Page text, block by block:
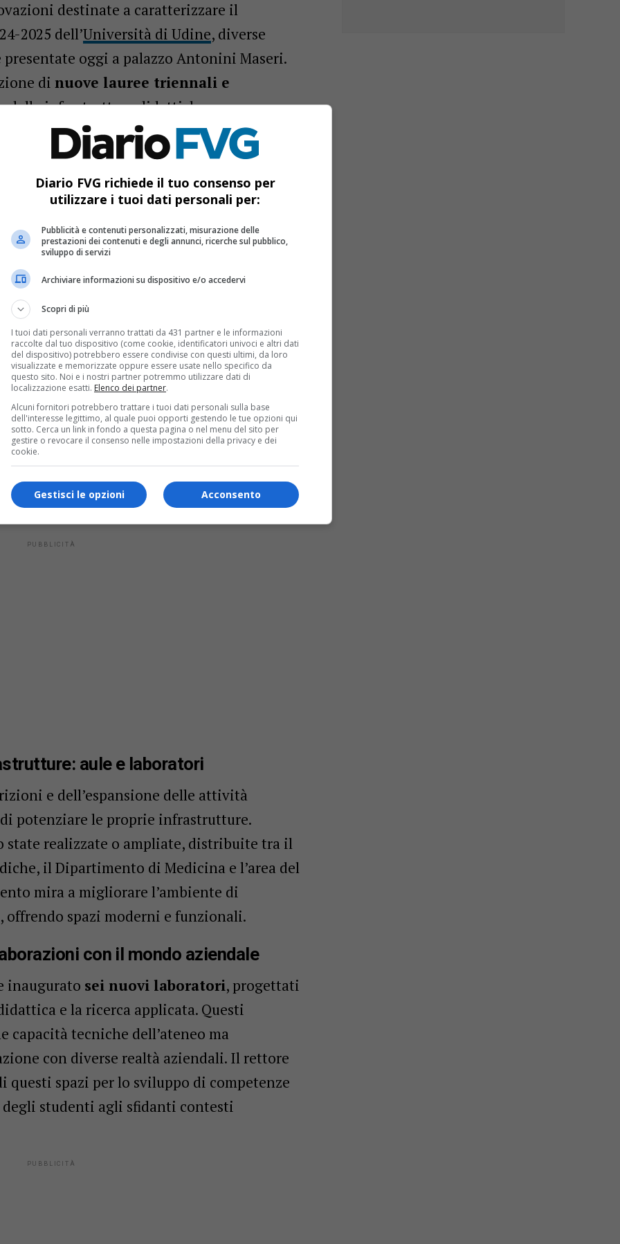
destinate a caratterizzare il
2025 dell’Università di Udine, diverse
oggi a palazzo Antonini Maseri.
di nuove lauree triennali e
delle infrastrutture didattiche.
è l’inaugurazione di una
Industriale per l’Energiapresso la sede
a formare professionisti in grado di
settore delle energie rinnovabili. Secondo
Dovier, l’obiettivo è quello di preparare
di rispondere alle esigenze del mercato
a Udine
introdotta unanuova laurea magistrale in
. Questo programma è stato progettato per
e multidisciplinare nel campo della
e della ristorazione. L’accento
capaci di integrare conoscenze
innovare e sviluppare il settore alimentare.
aule e laboratori
e dell’espansione delle attività
potenziare le proprie infrastrutture.
state realizzate o ampliate, distribuite tra il
il Dipartimento di Medicina e l’area del
mira a migliorare l’ambiente di
spazi moderni e funzionali.
con il mondo aziendale
inaugurato sei nuovi laboratori, progettati
e la ricerca applicata. Questi
tecniche dell’ateneo ma
con diverse realtà aziendali. Il rettore
questi spazi per lo sviluppo di competenze
studenti agli sfidanti contesti
Diario FVG richiede il tuo consenso per
utilizzare i tuoi dati personali per:
Pubblicità e contenuti personalizzati, misurazione delle
prestazioni dei contenuti e degli annunci, ricerche sul pubblico,
sviluppo di servizi
Archiviare informazioni su dispositivo e/o accedervi
Scopri di più
I tuoi dati personali verranno trattati da 431 partner e le informazioni
raccolte dal tuo dispositivo (come cookie, identificatori univoci e altri dati
del dispositivo) potrebbero essere condivise con questi ultimi, da loro
visualizzate e memorizzate oppure essere usate nello specifico da
questo sito. Noi e i nostri partner potremmo utilizzare dati di
localizzazione esatti. Elenco dei partner.
Alcuni fornitori potrebbero trattare i tuoi dati personali sulla base
dell'interesse legittimo, al quale puoi opporti gestendo le tue opzioni qui
sotto. Cerca un link in fondo a questa pagina o nel menu del sito per
gestire o revocare il consenso nelle impostazioni della privacy e dei
cookie.
Acconsento
Gestisci le opzioni